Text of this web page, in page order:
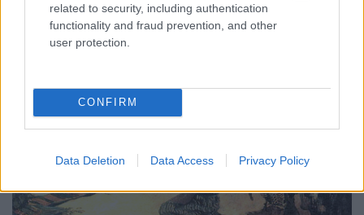
related to security, including authentication
functionality and fraud prevention, and other
user protection.
CONFIRM
Data Deletion Data Access Privacy Policy